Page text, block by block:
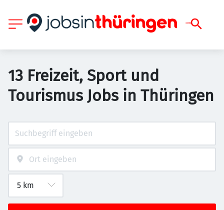
13 Freizeit, Sport und
Tourismus Jobs in Thüringen